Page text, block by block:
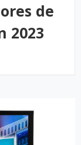
de
2023